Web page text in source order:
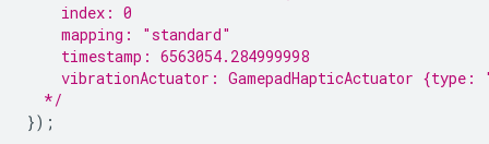
    index: 0
    mapping: "standard"
    timestamp: 6563054.284999998
vibrationActuator: GamepadHapticActuator {type:
  */
});